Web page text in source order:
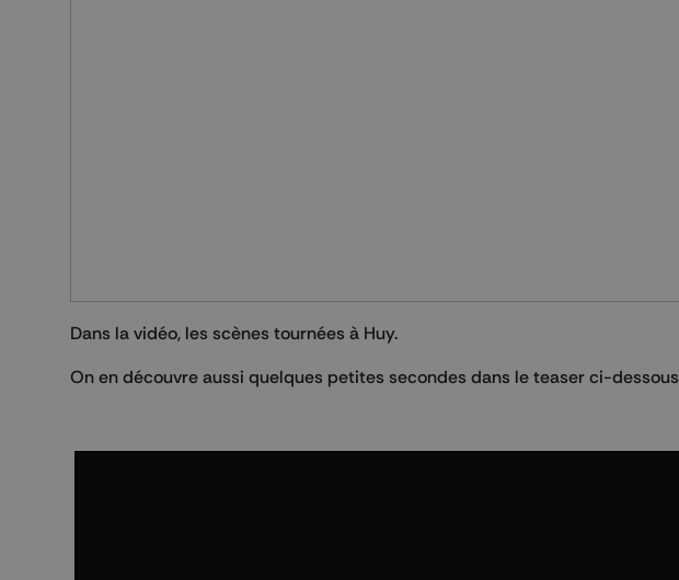
Dans la vidéo, les scènes tournées à Huy.
On en découvre aussi quelques petites secondes dans le teaser ci-dessous